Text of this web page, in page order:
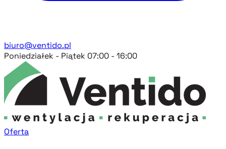
biuro@ventido.pl
Poniedziałek - Piątek 07:00 - 16:00
Oferta